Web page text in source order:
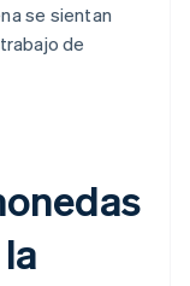
se sientan
de